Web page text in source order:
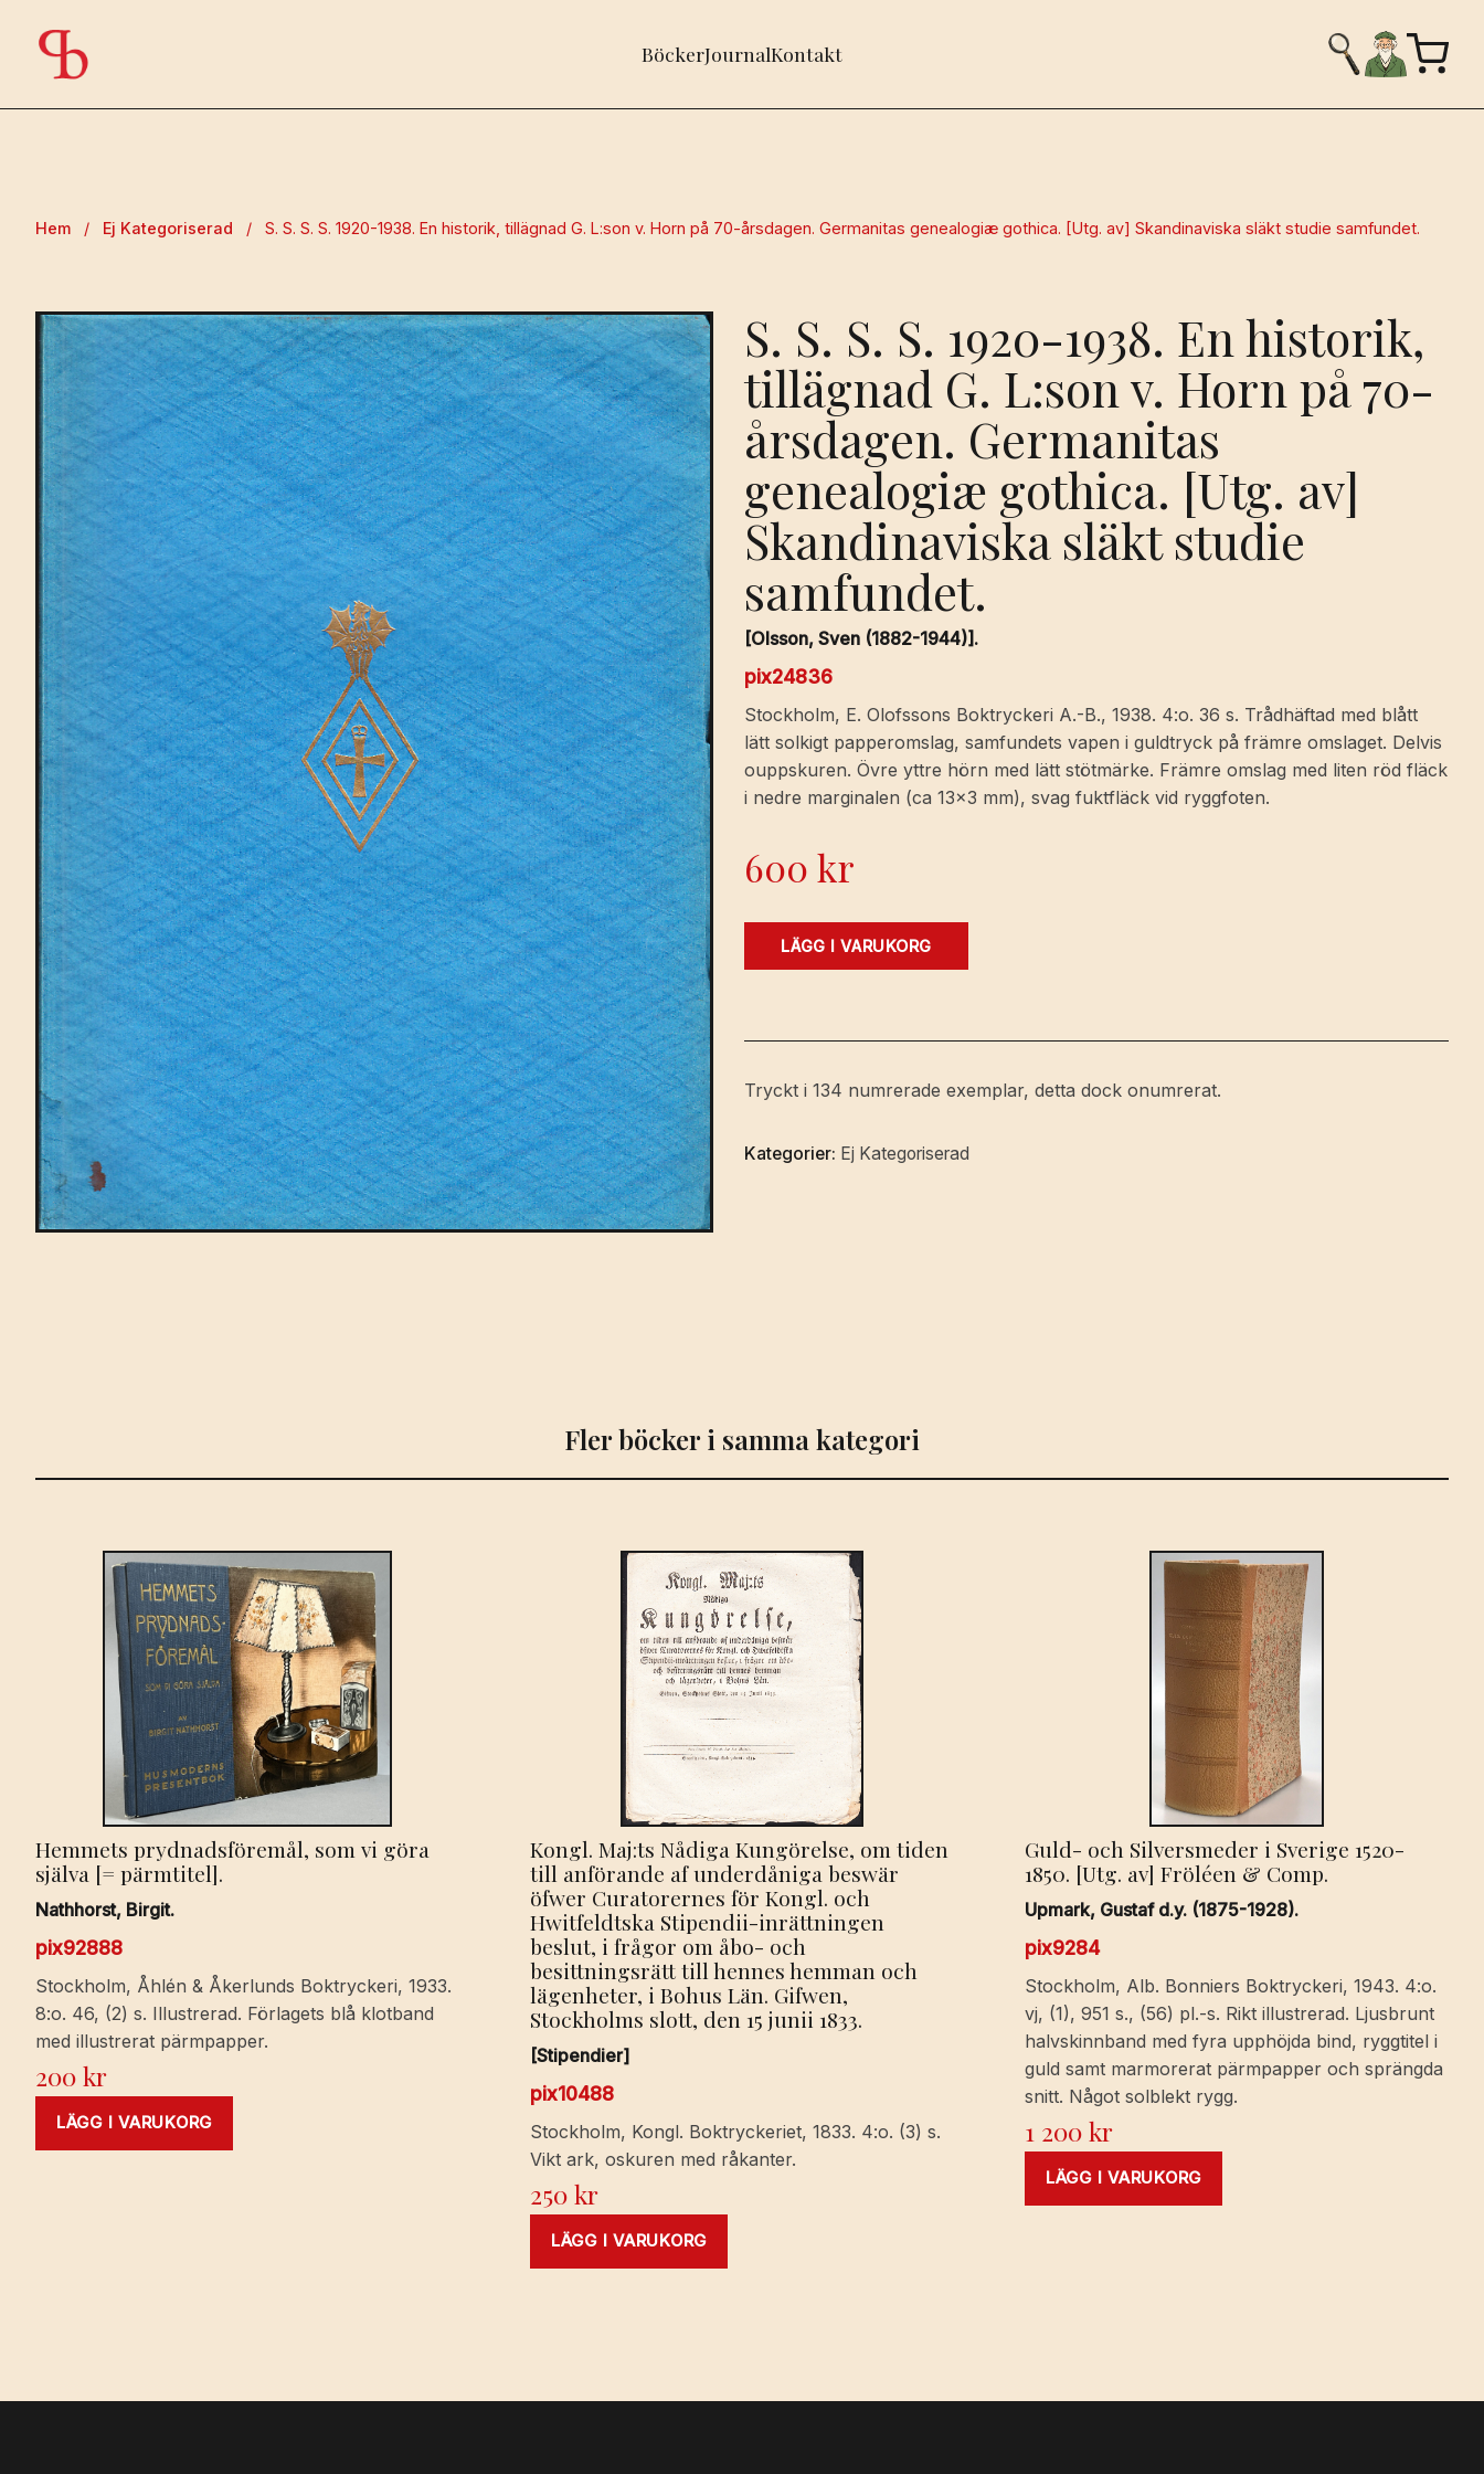
BöckerJournalKontakt
Hem / Ej Kategoriserad / S. S. S. S. 1920-1938. En historik, tillägnad G. L:son v. Horn på 70-årsdagen. Germanitas genealogiæ gothica. [Utg. av] Skandinaviska släkt studie samfundet.
S. S. S. S. 1920-1938. En historik,
tillägnad G. L:son v. Horn på 70-
årsdagen. Germanitas
genealogiæ gothica. [Utg. av]
Skandinaviska släkt studie
samfundet.
[Olsson, Sven (1882-1944)].
pix24836
Stockholm, E. Olofssons Boktryckeri A.-B., 1938. 4:o. 36 s. Trådhäftad med blått
lätt solkigt papperomslag, samfundets vapen i guldtryck på främre omslaget. Delvis
ouppskuren. Övre yttre hörn med lätt stötmärke. Främre omslag med liten röd fläck
i nedre marginalen (ca 13×3 mm), svag fuktfläck vid ryggfoten.
600kr
1920-
En
tillägnad
gothica.
av]
studie
samfundet.
mängd
LÄGG I VARUKORG
Tryckt i 134 numrerade exemplar, detta dock onumrerat.
Kategorier: Ej Kategoriserad
Fler böcker i samma kategori
Hemmets prydnadsföremål, som vi göra
själva [= pärmtitel].
Nathhorst, Birgit.
pix92888
Stockholm, Åhlén & Åkerlunds Boktryckeri, 1933.
8:o. 46, (2) s. Illustrerad. Förlagets blå klotband
med illustrerat pärmpapper.
200kr
LÄGG I VARUKORG
Kongl. Maj:ts Nådiga Kungörelse, om tiden
till anförande af underdåniga beswär
öfwer Curatorernes för Kongl. och
Hwitfeldtska Stipendii-inrättningen
beslut, i frågor om åbo- och
besittningsrätt till hennes hemman och
lägenheter, i Bohus Län. Gifwen,
Stockholms slott, den 15 junii 1833.
[Stipendier]
pix10488
Stockholm, Kongl. Boktryckeriet, 1833. 4:o. (3) s.
Vikt ark, oskuren med råkanter.
250kr
LÄGG I VARUKORG
Guld- och Silversmeder i Sverige 1520-
1850. [Utg. av] Fröléen & Comp.
Upmark, Gustaf d.y. (1875-1928).
pix9284
Stockholm, Alb. Bonniers Boktryckeri, 1943. 4:o.
vj, (1), 951 s., (56) pl.-s. Rikt illustrerad. Ljusbrunt
halvskinnband med fyra upphöjda bind, ryggtitel i
guld samt marmorerat pärmpapper och sprängda
snitt. Något solblekt rygg.
1 200kr
LÄGG I VARUKORG